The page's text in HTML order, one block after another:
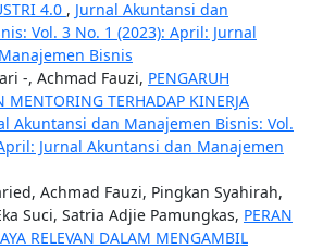
4.0 , Jurnal Akuntansi dan
Vol. 3 No. 1 (2023): April: Jurnal
Bisnis
-, Achmad Fauzi, PENGARUH
MENTORING TERHADAP KINERJA
Akuntansi dan Manajemen Bisnis: Vol.
Jurnal Akuntansi dan Manajemen
Achmad Fauzi, Pingkan Syahirah,
Suci, Satria Adjie Pamungkas, PERAN
RELEVAN DALAM MENGAMBIL